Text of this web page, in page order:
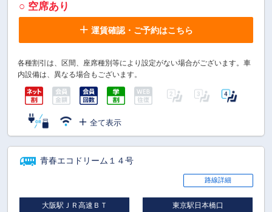
○ 空席あり
運賃確認・ご予約はこちら
各種割引は、区間、座席種別等により設定がない場合がございます。車
内設備は、異なる場合もございます。
全て表示
青春エコドリーム１４号
路線詳細
大阪駅ＪＲ高速ＢＴ 東京駅日本橋口